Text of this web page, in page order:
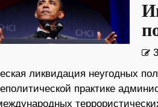
ликвидация неугодных
практике